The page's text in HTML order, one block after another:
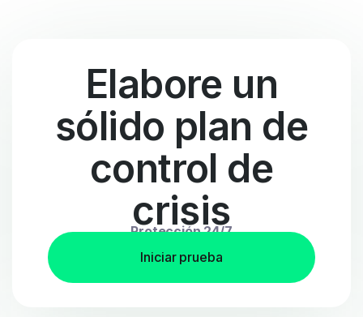
Elabore un
sólido plan de
control de
crisis
Protección 24/7
Iniciar prueba